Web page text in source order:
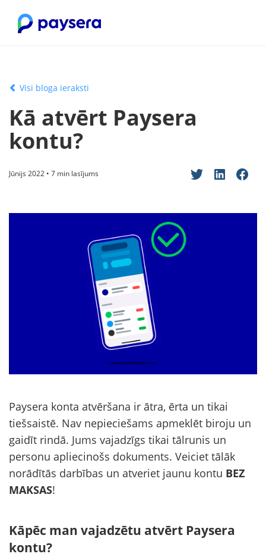
Visi bloga ieraksti
Kā atvērt Paysera
kontu?
Jūnijs 2022 • 7 min lasījums
Paysera konta atvēršana ir ātra, ērta un tikai
tiešsaistē. Nav nepieciešams apmeklēt biroju un
gaidīt rindā. Jums vajadzīgs tikai tālrunis un
personu apliecinošs dokuments. Veiciet tālāk
norādītās darbības un atveriet jaunu kontu BEZ
MAKSAS!
Kāpēc man vajadzētu atvērt Paysera
kontu?